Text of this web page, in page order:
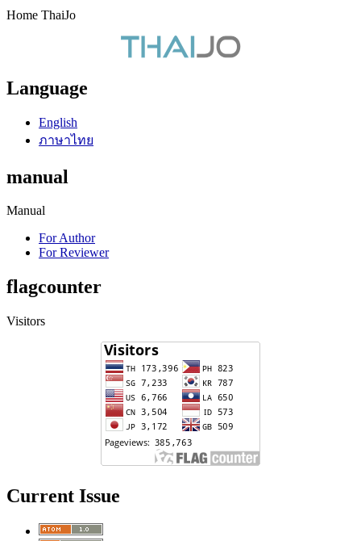
Home ThaiJo
Language
English
ภาษาไทย
manual
Manual
For Author
For Reviewer
flagcounter
Visitors
Current Issue